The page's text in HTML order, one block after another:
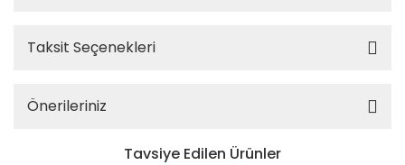
Taksit Seçenekleri
Önerileriniz
Tavsiye Edilen Ürünler